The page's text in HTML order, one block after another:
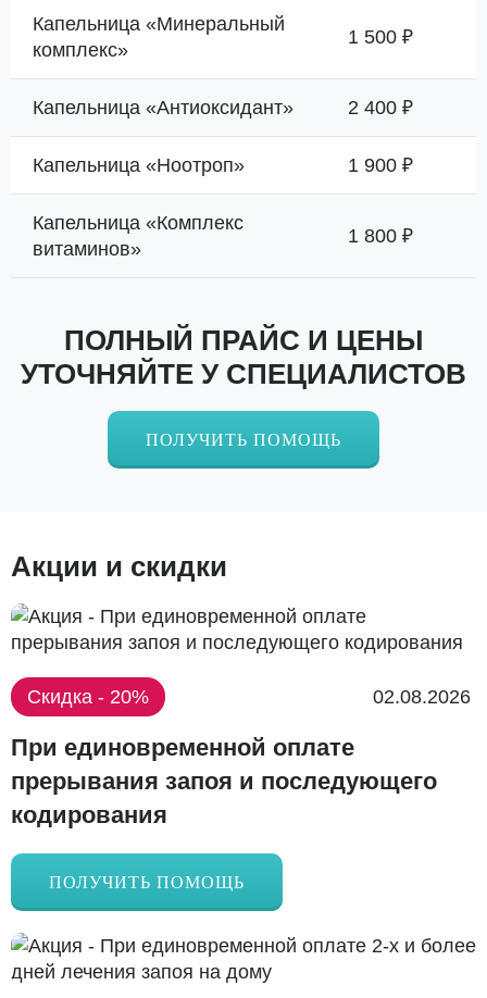
Капельница «Минеральный
комплекс»
1 500 ₽
Капельница «Антиоксидант» 2 400 ₽
Капельница «Ноотроп» 1 900 ₽
Капельница «Комплекс
витаминов»
1 800 ₽
ПОЛНЫЙ ПРАЙС И ЦЕНЫ
УТОЧНЯЙТЕ У СПЕЦИАЛИСТОВ
ПОЛУЧИТЬ ПОМОЩЬ
Акции и скидки
Скидка - 20% 02.08.2026
При единовременной оплате
прерывания запоя и последующего
кодирования
ПОЛУЧИТЬ ПОМОЩЬ